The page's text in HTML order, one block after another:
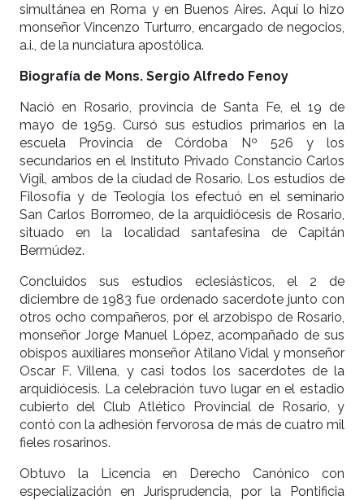
simultánea en Roma y en Buenos Aires. Aquí lo hizo
monseñor Vincenzo Turturro, encargado de negocios,
a.i., de la nunciatura apostólica.
Biografía de Mons. Sergio Alfredo Fenoy
Nació en Rosario, provincia de Santa Fe, el 19 de
mayo de 1959. Cursó sus estudios primarios en la
escuela Provincia de Córdoba Nº 526 y los
secundarios en el Instituto Privado Constancio Carlos
Vigil, ambos de la ciudad de Rosario. Los estudios de
Filosofía y de Teología los efectuó en el seminario
San Carlos Borromeo, de la arquidiócesis de Rosario,
situado en la localidad santafesina de Capitán
Bermúdez.
Concluidos sus estudios eclesiásticos, el 2 de
diciembre de 1983 fue ordenado sacerdote junto con
otros ocho compañeros, por el arzobispo de Rosario,
monseñor Jorge Manuel López, acompañado de sus
obispos auxiliares monseñor Atilano Vidal y monseñor
Oscar F. Villena, y casi todos los sacerdotes de la
arquidiócesis. La celebración tuvo lugar en el estadio
cubierto del Club Atlético Provincial de Rosario, y
contó con la adhesión fervorosa de más de cuatro mil
fieles rosarinos.
Obtuvo la Licencia en Derecho Canónico con
especialización en Jurisprudencia, por la Pontificia